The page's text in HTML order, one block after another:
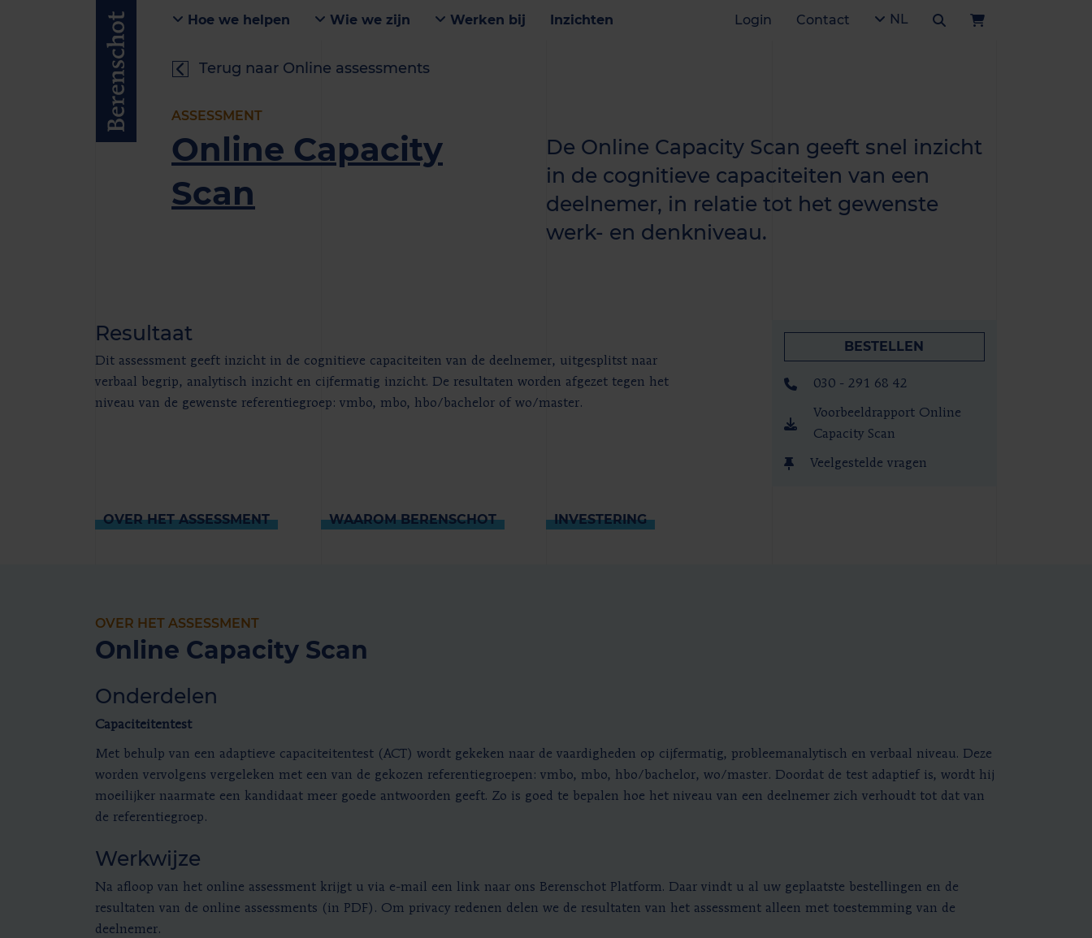
Hoe we helpen Wie we zijn Werken bij Inzichten Login Contact NL
Terug naar Online assessments
ASSESSMENT
Online Capacity
Scan
De Online Capacity Scan geeft snel inzicht
in de cognitieve capaciteiten van een
deelnemer, in relatie tot het gewenste
werk- en denkniveau.
Resultaat
Dit assessment geeft inzicht in de cognitieve capaciteiten van de deelnemer, uitgesplitst naar
verbaal begrip, analytisch inzicht en cijfermatig inzicht. De resultaten worden afgezet tegen het
niveau van de gewenste referentiegroep: vmbo, mbo, hbo/bachelor of wo/master.
BESTELLEN
030 - 291 68 42
Voorbeeldrapport Online
Capacity Scan
Veelgestelde vragen
OVER HET ASSESSMENT WAAROM BERENSCHOT INVESTERING
OVER HET ASSESSMENT
Online Capacity Scan
Onderdelen
Capaciteitentest
Met behulp van een adaptieve capaciteitentest (ACT) wordt gekeken naar de vaardigheden op cijfermatig, probleemanalytisch en verbaal niveau. Deze
worden vervolgens vergeleken met een van de gekozen referentiegroepen: vmbo, mbo, hbo/bachelor, wo/master. Doordat de test adaptief is, wordt hij
moeilijker naarmate een kandidaat meer goede antwoorden geeft. Zo is goed te bepalen hoe het niveau van een deelnemer zich verhoudt tot dat van
de referentiegroep.
Werkwijze
Na afloop van het online assessment krijgt u via e-mail een link naar ons Berenschot Platform. Daar vindt u al uw geplaatste bestellingen en de
resultaten van de online assessments (in PDF). Om privacy redenen delen we de resultaten van het assessment alleen met toestemming van de
deelnemer.